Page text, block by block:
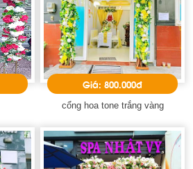
Giá: 800.000đ
cổng hoa tone trắng vàng